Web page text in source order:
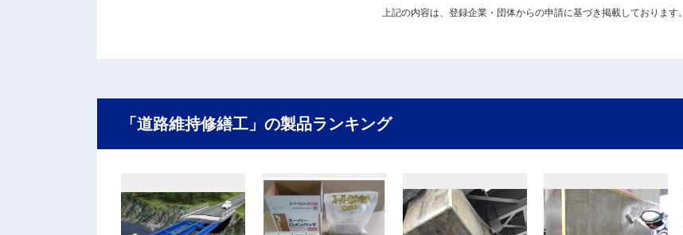
上記の内容は、登録企業・団体からの申請に基づき掲載しております。
「道路維持修繕工」の製品ランキング